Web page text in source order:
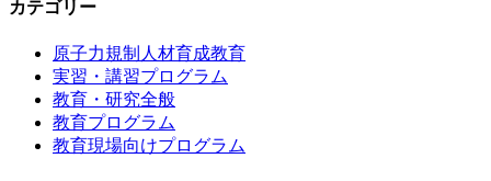
カテゴリー
原子力規制人材育成教育
実習・講習プログラム
教育・研究全般
教育プログラム
教育現場向けプログラム